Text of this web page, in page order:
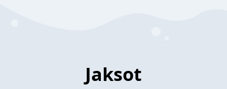
Jaksot